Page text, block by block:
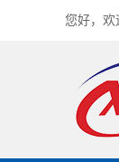
您好，欢